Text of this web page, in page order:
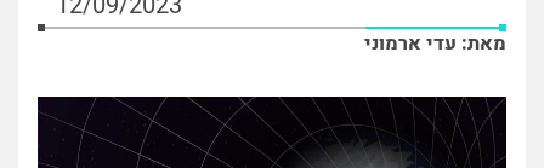
מאת: עדי ארמוני